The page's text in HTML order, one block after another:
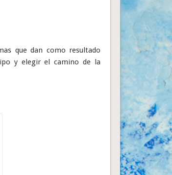
que dan como resultado
y elegir el camino de la